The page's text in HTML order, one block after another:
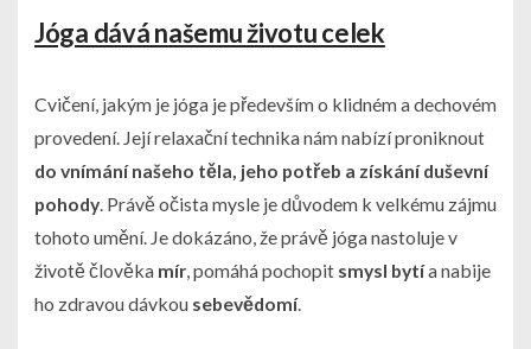
Jóga dává našemu životu celek
Cvičení, jakým je jóga je především o klidném a dechovém
provedení. Její relaxační technika nám nabízí proniknout
do vnímání našeho těla, jeho potřeb a získání duševní
pohody. Právě očista mysle je důvodem k velkému zájmu
tohoto umění. Je dokázáno, že právě jóga nastoluje v
životě člověka mír, pomáhá pochopit smysl bytía nabije
ho zdravou dávkou sebevědomí.